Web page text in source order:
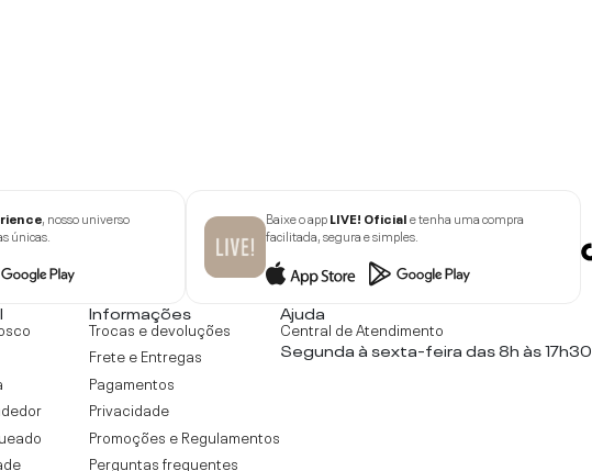
, nosso universo
únicas.
Baixe o appLIVE! Oficiale tenha uma compra
facilitada, segura e simples.
Informações
Trocas e devoluções
Frete e Entregas
Pagamentos
Privacidade
Promoções e Regulamentos
Perguntas frequentes
Ajuda
Central de Atendimento
Segunda à sexta-feira das 8h às 17h30